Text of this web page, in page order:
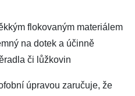
flokovaným materiálem
na dotek a účinně
či lůžkovin
úpravou zaručuje, že